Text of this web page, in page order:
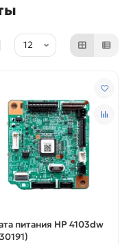
питания HP 4103dw